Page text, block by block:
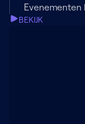
Evenementen
BEKIJK